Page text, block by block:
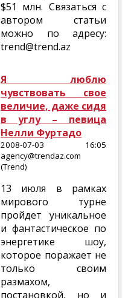
$51 млн. Связаться с
автором статьи
можно по адресу:
trend@trend.az
Я люблю
чувствовать свое
величие, даже сидя
в углу – певица
Нелли Фуртадо
2008-07-03 16:05
agency@trendaz.com
(Trend)
13 июля в рамках
мирового турне
пройдет уникальное
и фантастическое по
энергетике шоу,
которое поражает не
только своим
размахом,
постановкой, но и